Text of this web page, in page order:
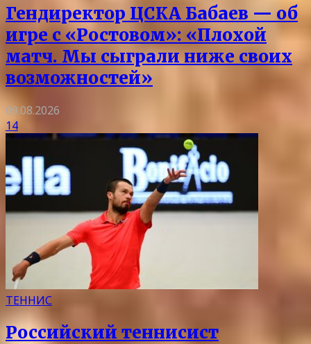
Гендиректор ЦСКА Бабаев — об
игре с «Ростовом»: «Плохой
матч. Мы сыграли ниже своих
возможностей»
09.08.2026
14
ТЕННИС
Российский теннисист